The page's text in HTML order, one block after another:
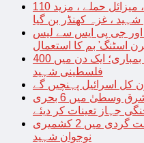
اسرائیل کی رات بھر بمباری ، میزائل حملے ، مزید 110
، غزہ کھنڈر بن گیا
اور جی پی ایس سے لیس
اسٹنگ’ بم کا استعمال
غزہ پر اسرائیل کی وحشیانہ بمباری؛ ایک دن میں 400
فلسطینی شہید
کل اسرائیل پہنچیں گے
اسرائیل حماس کشیدگی چین نے مشرق وسطیٰ میں 6 بحری
جہاز تعینات کر دیئے
بھارتی فوج کی ریاستی دہشت گردی میں 2 کشمیری
نوجوان شہید